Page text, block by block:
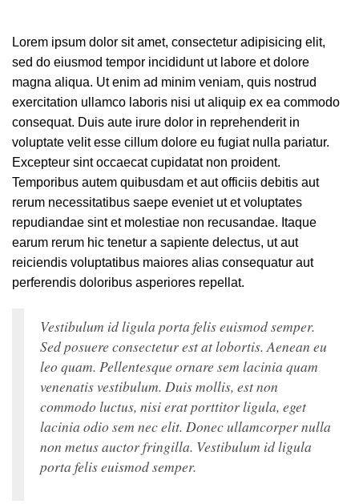
Lorem ipsum dolor sit amet, consectetur adipisicing elit,
sed do eiusmod tempor incididunt ut labore et dolore
magna aliqua. Ut enim ad minim veniam, quis nostrud
exercitation ullamco laboris nisi ut aliquip ex ea commodo
consequat. Duis aute irure dolor in reprehenderit in
voluptate velit esse cillum dolore eu fugiat nulla pariatur.
Excepteur sint occaecat cupidatat non proident.
Temporibus autem quibusdam et aut officiis debitis aut
rerum necessitatibus saepe eveniet ut et voluptates
repudiandae sint et molestiae non recusandae. Itaque
earum rerum hic tenetur a sapiente delectus, ut aut
reiciendis voluptatibus maiores alias consequatur aut
perferendis doloribus asperiores repellat.
Vestibulum id ligula porta felis euismod semper.
Sed posuere consectetur est at lobortis. Aenean eu
leo quam. Pellentesque ornare sem lacinia quam
venenatis vestibulum. Duis mollis, est non
commodo luctus, nisi erat porttitor ligula, eget
lacinia odio sem nec elit. Donec ullamcorper nulla
non metus auctor fringilla. Vestibulum id ligula
porta felis euismod semper.